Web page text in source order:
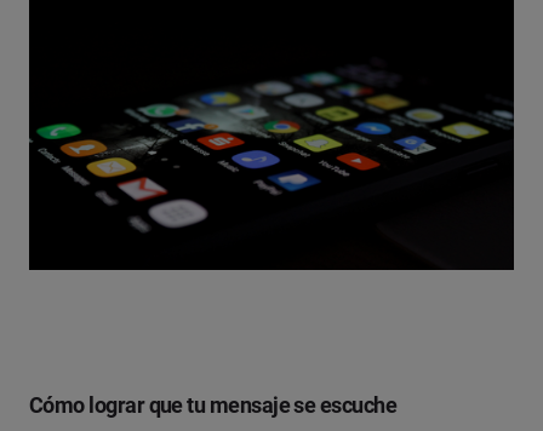
Cómo lograr que tu mensaje se escuche